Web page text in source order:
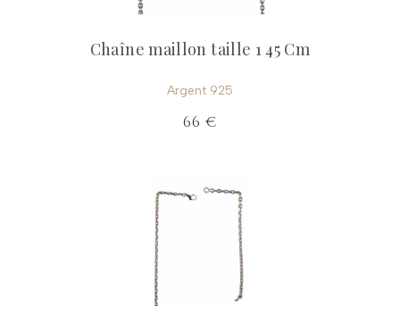
Chaîne maillon taille 1 45 Cm
Argent 925
66 €